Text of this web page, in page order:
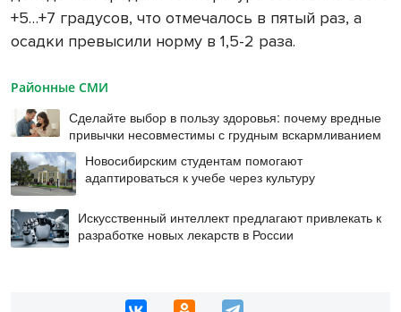
+5…+7 градусов, что отмечалось в пятый раз, а
осадки превысили норму в 1,5-2 раза.
Районные СМИ
Сделайте выбор в пользу здоровья: почему вредные
привычки несовместимы с грудным вскармливанием
Новосибирским студентам помогают
адаптироваться к учебе через культуру
Искусственный интеллект предлагают привлекать к
разработке новых лекарств в России